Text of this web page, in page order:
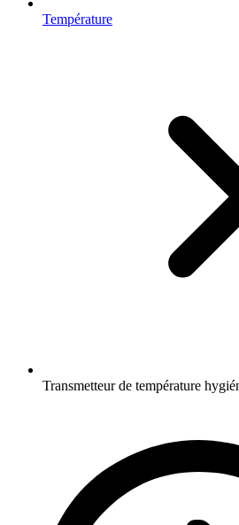
Température
Transmetteur de température